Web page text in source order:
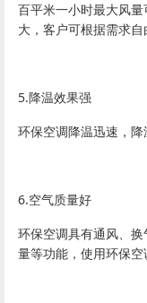
百平米一小时最大风
大，客户可根据需求自
5.降温效果强
环保空调降温迅速，
6.空气质量好
环保空调具有通风、
量等功能，使用环保空